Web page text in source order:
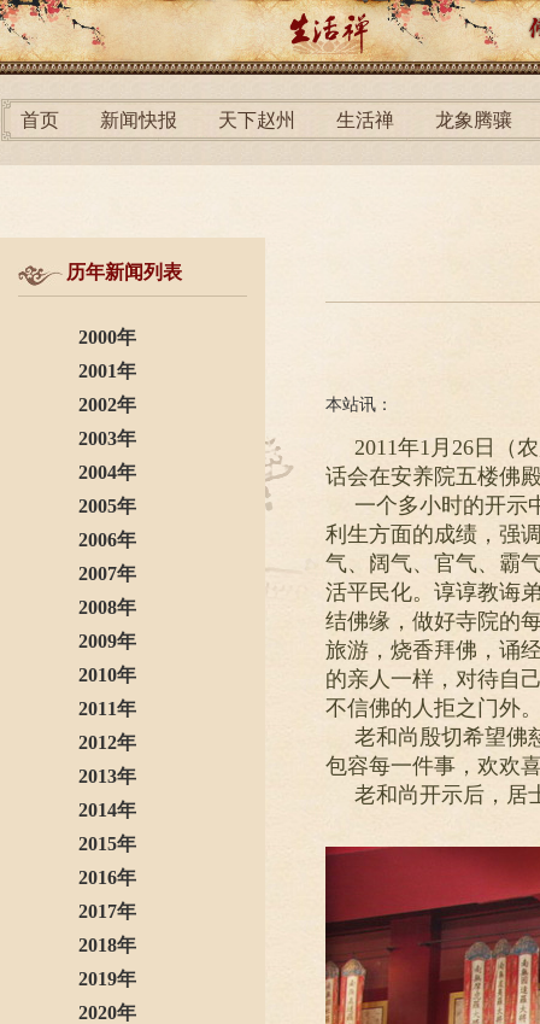
首页 新闻快报 天下赵州 生活禅 龙象腾骧
历年新闻列表
2000年
2001年
2002年
2003年
2004年
2005年
2006年
2007年
2008年
2009年
2010年
2011年
2012年
2013年
2014年
2015年
2016年
2017年
2018年
2019年
2020年
本站讯：
2011年1月26日（
话会在安养院五楼佛
一个多小时的开示
利生方面的成绩，强
气、阔气、官气、霸
活平民化。谆谆教诲
结佛缘，做好寺院的
旅游，烧香拜佛，诵
的亲人一样，对待自
不信佛的人拒之门外
老和尚殷切希望佛
包容每一件事，欢欢
老和尚开示后，居